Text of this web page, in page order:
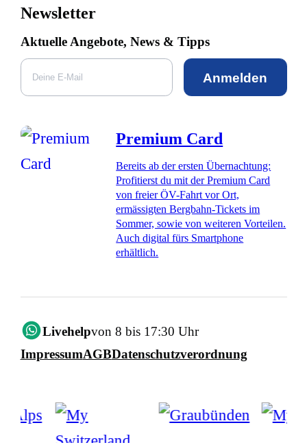
Newsletter
Aktuelle Angebote, News & Tipps
Anmelden
Premium Card
Bereits ab der ersten Übernachtung:
Profitierst du mit der Premium Card
von freier ÖV-Fahrt vor Ort,
ermässigten Bergbahn-Tickets im
Sommer, sowie von weiteren Vorteilen.
Auch digital fürs Smartphone
erhältlich.
Livehelpvon 8 bis 17:30 Uhr
ImpressumAGBDatenschutzverordnung